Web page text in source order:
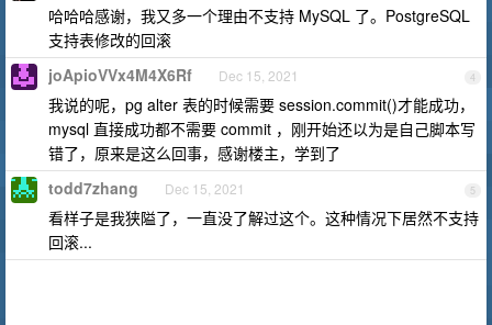
哈哈哈感谢，我又多一个理由不支持 MySQL 了。PostgreSQL
支持表修改的回滚
4
joApioVVx4M4X6Rf Dec 15, 2021
我说的呢，pg alter 表的时候需要 session.commit()才能成功，
mysql 直接成功都不需要 commit ，刚开始还以为是自己脚本写
错了，原来是这么回事，感谢楼主，学到了
5
todd7zhang Dec 15, 2021
看样子是我狭隘了，一直没了解过这个。这种情况下居然不支持
回滚...